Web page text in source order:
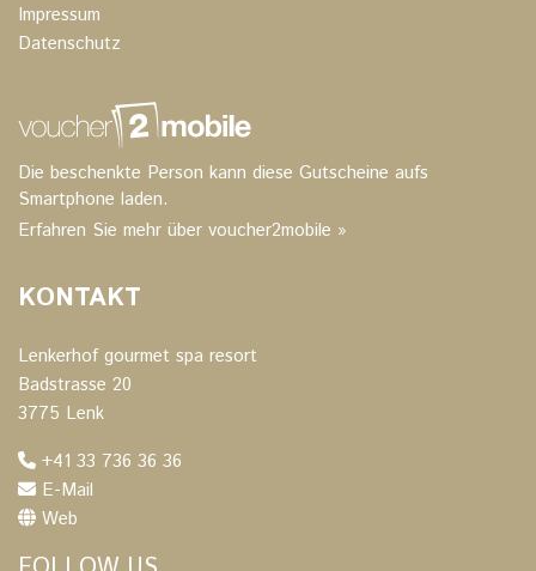
Impressum
Datenschutz
Die beschenkte Person kann diese Gutscheine aufs
Smartphone laden.
Erfahren Sie mehr über voucher2mobile »
KONTAKT
Lenkerhof gourmet spa resort
Badstrasse 20
3775 Lenk
+41 33 736 36 36
E-Mail
Web